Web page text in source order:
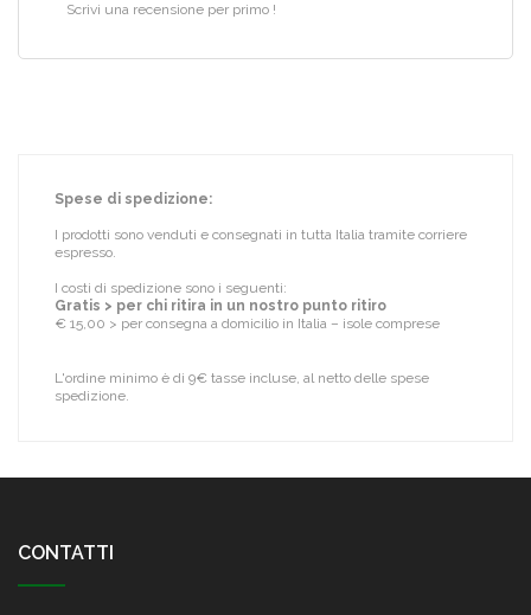
Scrivi una recensione per primo !
Spese di spedizione:
I prodotti sono venduti e consegnati in tutta Italia tramite corriere
espresso.
I costi di spedizione sono i seguenti:
Gratis > per chi ritira in un nostro punto ritiro
€ 15,00 > per consegna a domicilio in Italia – isole comprese
L'ordine minimo è di 9€ tasse incluse, al netto delle spese
spedizione.
CONTATTI